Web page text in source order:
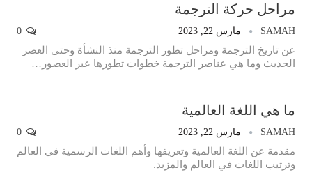
مراحل حركة الترجمة
SAMAH مارس 22, 2023
عن تاريخ الترجمة ومراحل تطور الترجمة منذ النشأة وحتى العصر
الحديث وما هي عناصر الترجمة خطوات تطورها عبر العصور…
ما هي اللغة العالمية
SAMAH مارس 22, 2023
مقدمة عن اللغة العالمية وتعريفها وأهم اللغات الرسمية في العالم
وترتيب اللغات في العالم والمزيد.